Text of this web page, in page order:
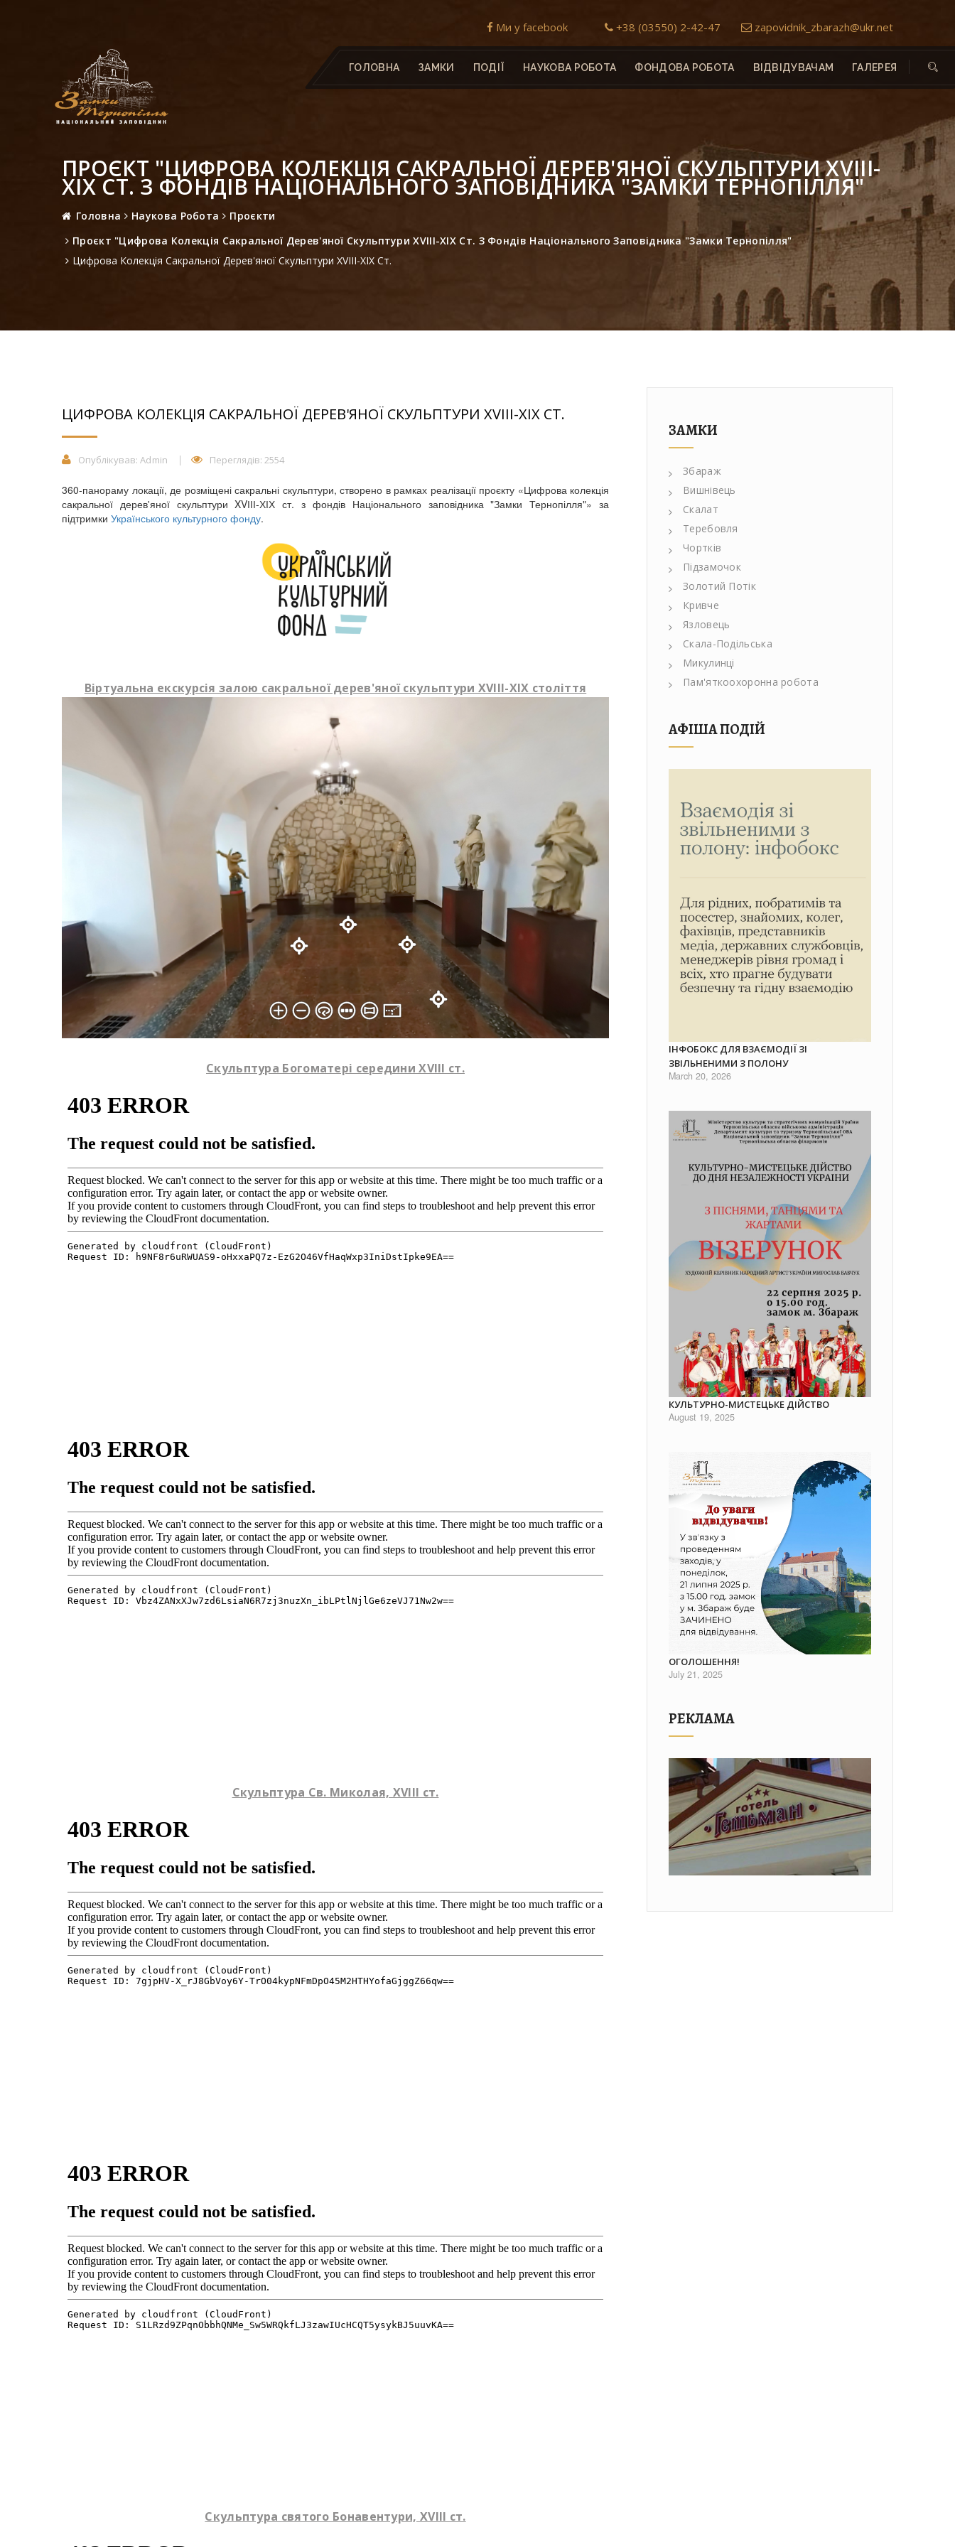
Ми у facebook +38 (03550) 2-42-47 zapovidnik_zbarazh@ukr.net
ГОЛОВНА ЗАМКИ ПОДІЇ НАУКОВА РОБОТА ФОНДОВА РОБОТА ВІДВІДУВАЧАМ ГАЛЕРЕЯ
ПРОЄКТ "ЦИФРОВА КОЛЕКЦІЯ САКРАЛЬНОЇ ДЕРЕВ'ЯНОЇ СКУЛЬПТУРИ XVІІІ-
ХІХ СТ. З ФОНДІВ НАЦІОНАЛЬНОГО ЗАПОВІДНИКА "ЗАМКИ ТЕРНОПІЛЛЯ"
Головна Наукова Робота
Проєкти
Проєкт "Цифрова Колекція Сакральної Дерев'яної Скульптури XVІІІ-ХІХ Ст. З Фондів Національного Заповідника "Замки Тернопілля"
Цифрова Колекція Сакральної Дерев'яної Скульптури XVІІІ-ХІХ Ст.
ЦИФРОВА КОЛЕКЦІЯ САКРАЛЬНОЇ ДЕРЕВ'ЯНОЇ СКУЛЬПТУРИ XVІІІ-ХІХ СТ.
Опублікував: Admin Переглядів: 2554
360-панораму локації, де розміщені сакральні скульптури, створено в рамках реалізації проєкту «Цифрова колекція
сакральної дерев'яної скульптури XVІІІ-ХІХ ст. з фондів Національного заповідника "Замки Тернопілля"» за
підтримки Українського культурного фонду.
Віртуальна екскурсія залою сакральної дерев'яної скульптури XVIII-XIX століття
Скульптура Богоматері середини XVIII ст.
Скульптура Св. Миколая, XVIII ст.
Скульптура святого Бонавентури, XVIII ст.
ЗАМКИ
Збараж
Вишнівець
Скалат
Теребовля
Чортків
Підзамочок
Золотий Потік
Кривче
Язловець
Скала-Подільська
Микулинці
Пам'яткоохоронна робота
АФІША ПОДІЙ
ІНФОБОКС ДЛЯ ВЗАЄМОДІЇ ЗІ
ЗВІЛЬНЕНИМИ З ПОЛОНУ
March 20, 2026
КУЛЬТУРНО-МИСТЕЦЬКЕ ДІЙСТВО
August 19, 2025
ОГОЛОШЕННЯ!
July 21, 2025
РЕКЛАМА